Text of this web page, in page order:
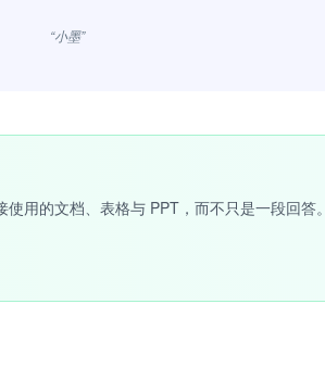
“小墨”
用的文档、表格与 PPT，而不只是一段回答。